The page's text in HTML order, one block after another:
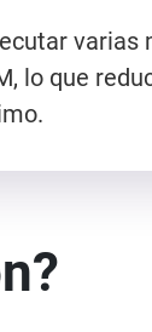
varias
lo que